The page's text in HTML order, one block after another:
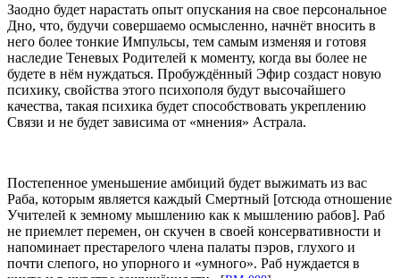
Заодно будет нарастать опыт опускания на свое персональное
Дно, что, будучи совершаемо осмысленно, начнёт вносить в
него более тонкие Импульсы, тем самым изменяя и готовя
наследие Теневых Родителей к моменту, когда вы более не
будете в нём нуждаться. Пробуждённый Эфир создаст новую
психику, свойства этого психополя будут высочайшего
качества, такая психика будет способствовать укреплению
Связи и не будет зависима от «мнения» Астрала.
Постепенное уменьшение амбиций будет выжимать из вас
Раба, которым является каждый Смертный [отсюда отношение
Учителей к земному мышлению как к мышлению рабов]. Раб
не приемлет перемен, он скучен в своей консервативности и
напоминает престарелого члена палаты пэров, глухого и
почти слепого, но упорного и «умного». Раб нуждается в